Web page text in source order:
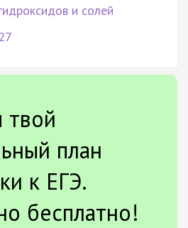
и солей
твой
план
к ЕГЭ.
бесплатно!